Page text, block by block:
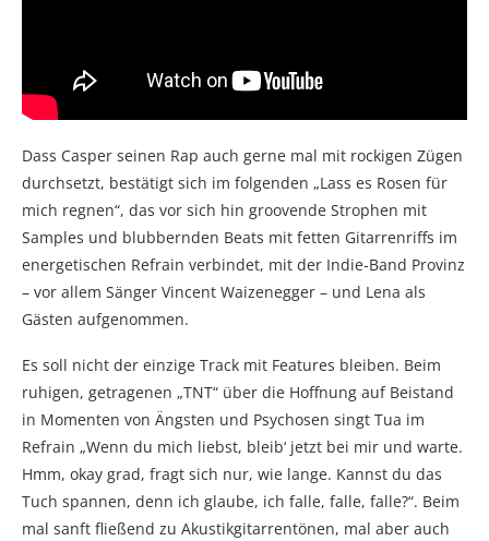
Dass Casper seinen Rap auch gerne mal mit rockigen Zügen
durchsetzt, bestätigt sich im folgenden „Lass es Rosen für
mich regnen“, das vor sich hin groovende Strophen mit
Samples und blubbernden Beats mit fetten Gitarrenriffs im
energetischen Refrain verbindet, mit der Indie-Band Provinz
– vor allem Sänger Vincent Waizenegger – und Lena als
Gästen aufgenommen.
Es soll nicht der einzige Track mit Features bleiben. Beim
ruhigen, getragenen „TNT“ über die Hoffnung auf Beistand
in Momenten von Ängsten und Psychosen singt Tua im
Refrain „Wenn du mich liebst, bleib‘ jetzt bei mir und warte.
Hmm, okay grad, fragt sich nur, wie lange. Kannst du das
Tuch spannen, denn ich glaube, ich falle, falle, falle?“. Beim
mal sanft fließend zu Akustikgitarrentönen, mal aber auch